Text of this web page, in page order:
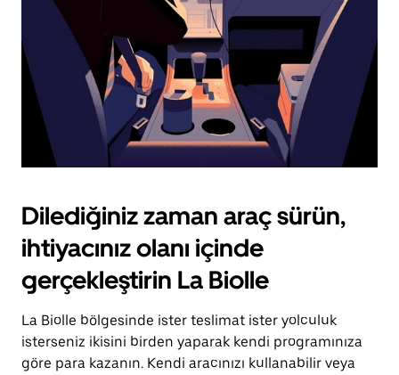
Dilediğiniz zaman araç sürün,
ihtiyacınız olanı içinde
gerçekleştirin La Biolle
La Biolle bölgesinde ister teslimat ister yolculuk
isterseniz ikisini birden yaparak kendi programınıza
göre para kazanın. Kendi aracınızı kullanabilir veya